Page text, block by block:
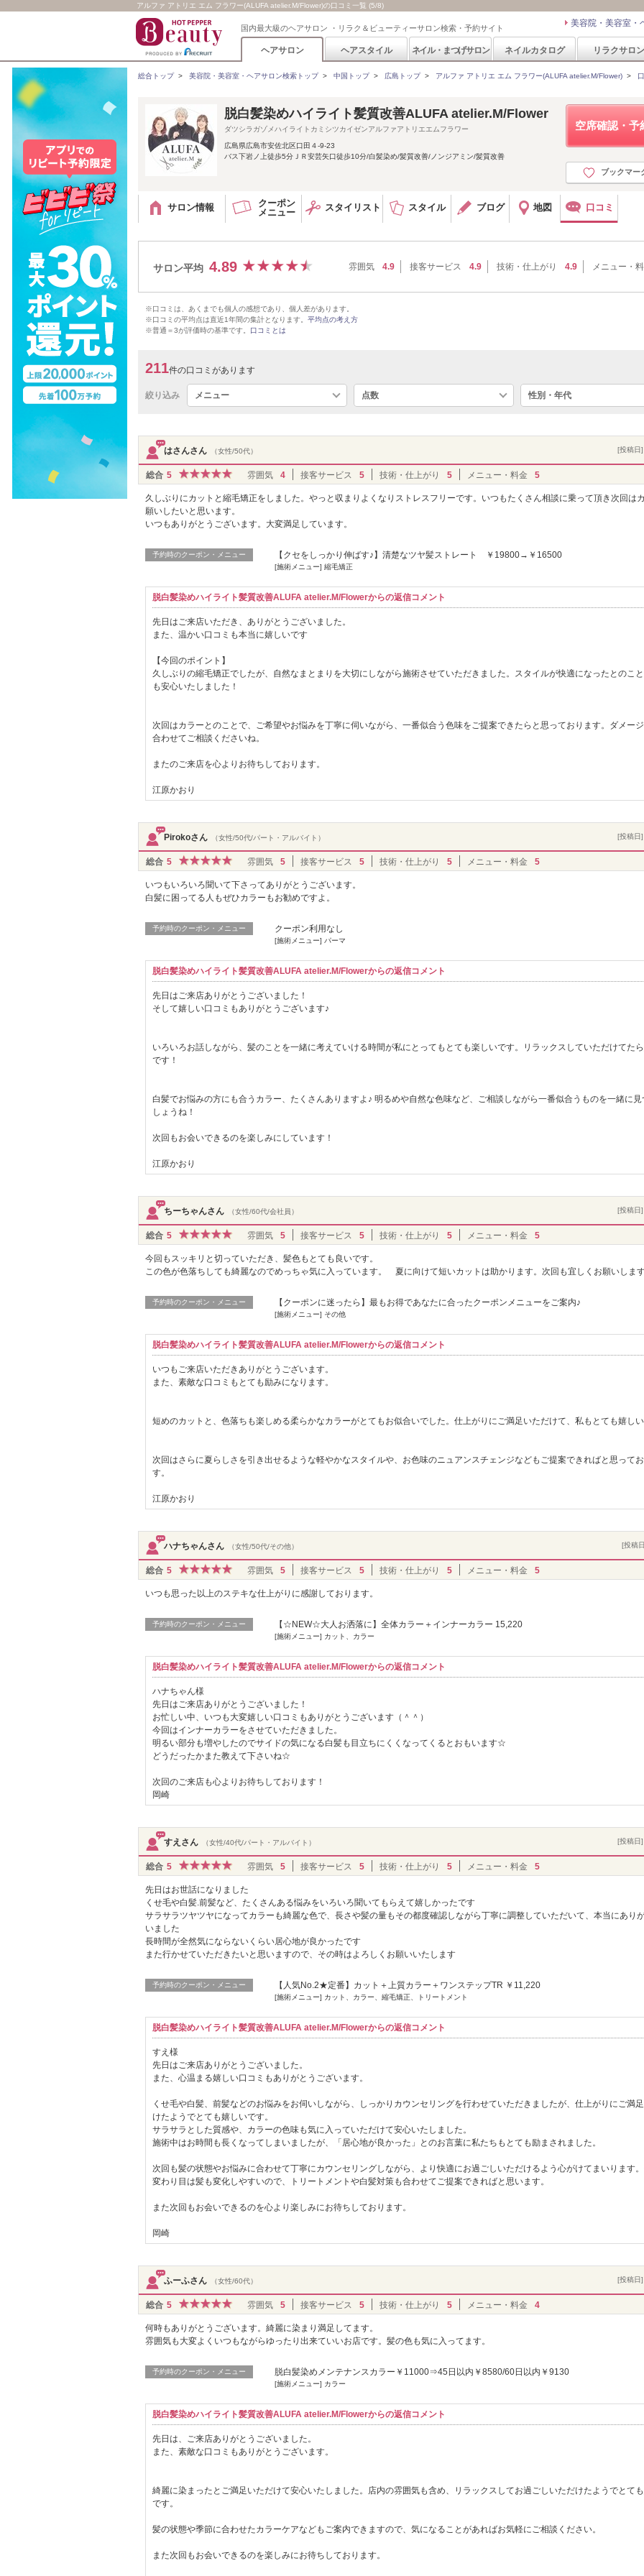
アルファ アトリエ エム フラワー(ALUFA atelier.M/Flower)の口コミ一覧 (5/8)
国内最大級のヘアサロン ・リラク＆ビューティーサロン検索・予約サイト 美容院・美容室・
ヘアサロン ヘアスタイル ネイル・まつげサロン ネイルカタログ リラクサロン
総合トップ> 美容院・美容室・ヘアサロン検索トップ> 中国トップ> 広島トップ> アルファ アトリエ エム フラワー(ALUFA atelier.M/Flower) >
空席確認・予
ブックマー
脱白髪染めハイライト髪質改善ALUFA atelier.M/Flower
ダツシラガゾメハイライトカミシツカイゼンアルファアトリエエムフラワー
広島県広島市安佐北区口田４-9-23
バス下岩ノ上徒歩5分ＪＲ安芸矢口徒歩10分/白髪染め/髪質改善/ノンジアミン/髪質改善
サロン情報
クーポン
メニュー
スタイリスト スタイル ブログ 地図 口コミ
サロン平均 4.89 雰囲気 4.9 接客サービス 4.9 技術・仕上がり 4.9 メニュー・
※口コミは、あくまでも個人の感想であり、個人差があります。
※口コミの平均点は直近1年間の集計となります。 平均点の考え方
※普通＝3が評価時の基準です。 口コミとは
211件の口コミがあります
絞り込み メニュー 点数 性別・年代
はさんさん （女性/50代） [投稿日
総合 5 雰囲気 4 接客サービス 5 技術・仕上がり 5 メニュー・料金 5
久しぶりにカットと縮毛矯正をしました。やっと収まりよくなりストレスフリーです。いつもたくさん相談に乗って頂き次回は
願いしたいと思います。
いつもありがとうございます。大変満足しています。
予約時のクーポン・メニュー 【クセをしっかり伸ばす♪】清楚なツヤ髪ストレート ￥19800→￥16500
[施術メニュー] 縮毛矯正
脱白髪染めハイライト髪質改善ALUFA atelier.M/Flowerからの返信コメント
先日はご来店いただき、ありがとうございました。
また、温かい口コミも本当に嬉しいです
【今回のポイント】
久しぶりの縮毛矯正でしたが、自然なまとまりを大切にしながら施術させていただきました。スタイルが快適になったとのこ
も安心いたしました！
次回はカラーとのことで、ご希望やお悩みを丁寧に伺いながら、一番似合う色味をご提案できたらと思っております。ダメー
合わせてご相談くださいね。
またのご来店を心よりお待ちしております。
江原かおり
Pirokoさん （女性/50代/パート・アルバイト） [投稿日
総合 5 雰囲気 5 接客サービス 5 技術・仕上がり 5 メニュー・料金 5
いつもいろいろ聞いて下さってありがとうございます。
白髪に困ってる人もぜひカラーもお勧めですよ。
予約時のクーポン・メニュー クーポン利用なし
[施術メニュー] パーマ
脱白髪染めハイライト髪質改善ALUFA atelier.M/Flowerからの返信コメント
先日はご来店ありがとうございました！
そして嬉しい口コミもありがとうございます♪
いろいろお話しながら、髪のことを一緒に考えていける時間が私にとってもとても楽しいです。リラックスしていただけてた
です！
白髪でお悩みの方にも合うカラー、たくさんありますよ♪ 明るめや自然な色味など、ご相談しながら一番似合うものを一緒に見
しょうね！
次回もお会いできるのを楽しみにしています！
江原かおり
ちーちゃんさん （女性/60代/会社員） [投稿日
総合 5 雰囲気 5 接客サービス 5 技術・仕上がり 5 メニュー・料金 5
今回もスッキリと切っていただき、髪色もとても良いです。
この色が色落ちしても綺麗なのでめっちゃ気に入っています。 夏に向けて短いカットは助かります。次回も宜しくお願いします
予約時のクーポン・メニュー 【クーポンに迷ったら】最もお得であなたに合ったクーポンメニューをご案内♪
[施術メニュー] その他
脱白髪染めハイライト髪質改善ALUFA atelier.M/Flowerからの返信コメント
いつもご来店いただきありがとうございます。
また、素敵な口コミもとても励みになります。
短めのカットと、色落ちも楽しめる柔らかなカラーがとてもお似合いでした。仕上がりにご満足いただけて、私もとても嬉しい
次回はさらに夏らしさを引き出せるような軽やかなスタイルや、お色味のニュアンスチェンジなどもご提案できればと思ってお
す。
江原かおり
ハナちゃんさん （女性/50代/その他） [投稿
総合 5 雰囲気 5 接客サービス 5 技術・仕上がり 5 メニュー・料金 5
いつも思った以上のステキな仕上がりに感謝しております。
予約時のクーポン・メニュー 【☆NEW☆大人お洒落に】全体カラー＋インナーカラー 15,220
[施術メニュー] カット、カラー
脱白髪染めハイライト髪質改善ALUFA atelier.M/Flowerからの返信コメント
ハナちゃん様
先日はご来店ありがとうございました！
お忙しい中、いつも大変嬉しい口コミもありがとうございます（＾＾）
今回はインナーカラーをさせていただきました。
明るい部分も増やしたのでサイドの気になる白髪も目立ちにくくなってくるとおもいます☆
どうだったかまた教えて下さいね☆
次回のご来店も心よりお待ちしております！
岡崎
すえさん （女性/40代/パート・アルバイト） [投稿日
総合 5 雰囲気 5 接客サービス 5 技術・仕上がり 5 メニュー・料金 5
先日はお世話になりました
くせ毛や白髪.前髪など、たくさんある悩みをいろいろ聞いてもらえて嬉しかったです
サラサラツヤツヤになってカラーも綺麗な色で、長さや髪の量もその都度確認しながら丁寧に調整していただいて、本当にあり
いました
長時間が全然気にならないくらい居心地が良かったです
また行かせていただきたいと思いますので、その時はよろしくお願いいたします
予約時のクーポン・メニュー 【人気No.2★定番】カット＋上質カラー＋ワンステップTR ￥11,220
[施術メニュー] カット、カラー、縮毛矯正、トリートメント
脱白髪染めハイライト髪質改善ALUFA atelier.M/Flowerからの返信コメント
すえ様
先日はご来店ありがとうございました。
また、心温まる嬉しい口コミもありがとうございます。
くせ毛や白髪、前髪などのお悩みをお伺いしながら、しっかりカウンセリングを行わせていただきましたが、仕上がりにご満
けたようでとても嬉しいです。
サラサラとした質感や、カラーの色味も気に入っていただけて安心いたしました。
施術中はお時間も長くなってしまいましたが、「居心地が良かった」とのお言葉に私たちもとても励まされました。
次回も髪の状態やお悩みに合わせて丁寧にカウンセリングしながら、より快適にお過ごしいただけるよう心がけてまいります
変わり目は髪も変化しやすいので、トリートメントや白髪対策も合わせてご提案できればと思います。
また次回もお会いできるのを心より楽しみにお待ちしております。
岡崎
ふーふさん （女性/60代） [投稿日
総合 5 雰囲気 5 接客サービス 5 技術・仕上がり 5 メニュー・料金 4
何時もありがとうございます。綺麗に染まり満足してます。
雰囲気も大変よくいつもながらゆったり出来ていいお店です。髪の色も気に入ってます。
予約時のクーポン・メニュー 脱白髪染めメンテナンスカラー￥11000⇒45日以内￥8580/60日以内￥9130
[施術メニュー] カラー
脱白髪染めハイライト髪質改善ALUFA atelier.M/Flowerからの返信コメント
先日は、ご来店ありがとうございました。
また、素敵な口コミもありがとうございます。
綺麗に染まったとご満足いただけて安心いたしました。店内の雰囲気も含め、リラックスしてお過ごしいただけたようでとて
です。
髪の状態や季節に合わせたカラーケアなどもご案内できますので、気になることがあればお気軽にご相談ください。
また次回もお会いできるのを楽しみにお待ちしております。